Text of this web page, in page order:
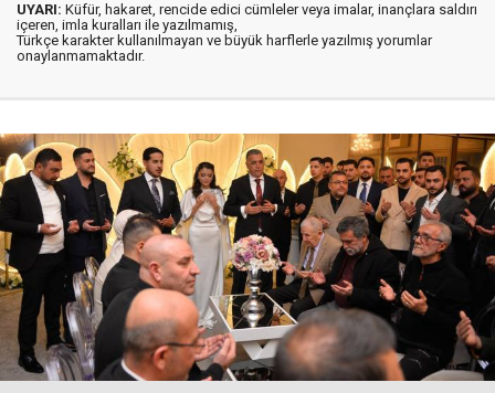
UYARI: Küfür, hakaret, rencide edici cümleler veya imalar, inançlara saldırı
içeren, imla kuralları ile yazılmamış,
Türkçe karakter kullanılmayan ve büyük harflerle yazılmış yorumlar
onaylanmamaktadır.